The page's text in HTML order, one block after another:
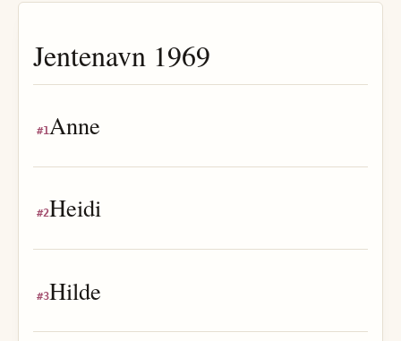
Jentenavn 1969
#1Anne
#2Heidi
#3Hilde